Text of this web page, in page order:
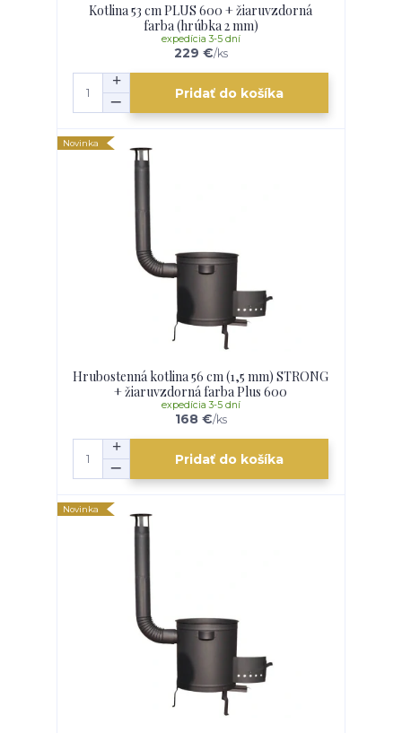
Kotlina 53 cm PLUS 600 + žiaruvzdorná
farba (hrúbka 2 mm)
229 €/ks
expedícia 3-5 dní
Pridať do košíka
Novinka
Hrubostenná kotlina 56 cm (1,5 mm) STRONG
+ žiaruvzdorná farba Plus 600
168 €/ks
expedícia 3-5 dní
Pridať do košíka
Novinka